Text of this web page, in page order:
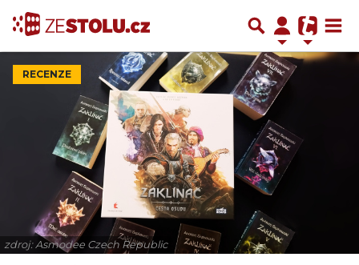
RECENZE
zdroj: Asmodee Czech Republic